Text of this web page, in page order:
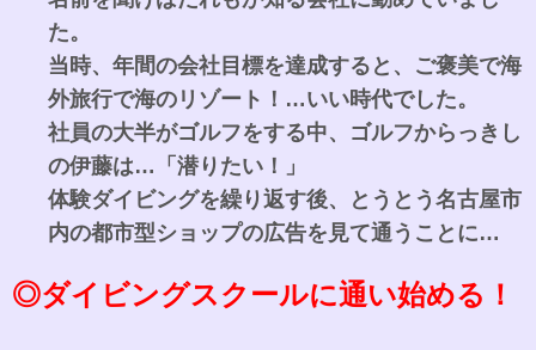
た。
当時、年間の会社目標を達成すると、ご褒美で海
外旅行で海のリゾート！…いい時代でした。
社員の大半がゴルフをする中、ゴルフからっきし
の伊藤は…「潜りたい！」
体験ダイビングを繰り返す後、とうとう名古屋市
内の都市型ショップの広告を見て通うことに…
◎ダイビングスクールに通い始める！